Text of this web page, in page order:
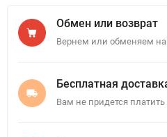
Обмен или возврат
Вернем или обменяем на
Бесплатная
Вам не придется платить